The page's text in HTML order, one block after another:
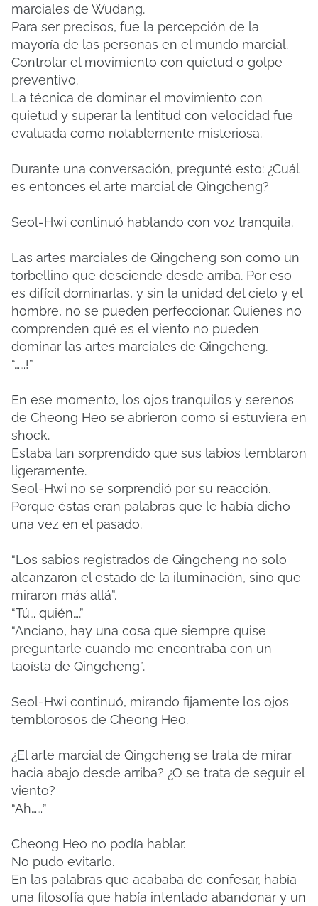
marciales de Wudang.
Para ser precisos, fue la percepción de la
mayoría de las personas en el mundo marcial.
Controlar el movimiento con quietud o golpe
preventivo.
La técnica de dominar el movimiento con
quietud y superar la lentitud con velocidad fue
evaluada como notablemente misteriosa.
Durante una conversación, pregunté esto: ¿Cuál
es entonces el arte marcial de Qingcheng?
Seol-Hwi continuó hablando con voz tranquila.
Las artes marciales de Qingcheng son como un
torbellino que desciende desde arriba. Por eso
es difícil dominarlas, y sin la unidad del cielo y el
hombre, no se pueden perfeccionar. Quienes no
comprenden qué es el viento no pueden
dominar las artes marciales de Qingcheng.
“……!”
En ese momento, los ojos tranquilos y serenos
de Cheong Heo se abrieron como si estuviera en
shock.
Estaba tan sorprendido que sus labios temblaron
ligeramente.
Seol-Hwi no se sorprendió por su reacción.
Porque éstas eran palabras que le había dicho
una vez en el pasado.
“Los sabios registrados de Qingcheng no solo
alcanzaron el estado de la iluminación, sino que
miraron más allá”.
“Tú… quién….”
“Anciano, hay una cosa que siempre quise
preguntarle cuando me encontraba con un
taoísta de Qingcheng”.
Seol-Hwi continuó, mirando fijamente los ojos
temblorosos de Cheong Heo.
¿El arte marcial de Qingcheng se trata de mirar
hacia abajo desde arriba? ¿O se trata de seguir el
viento?
“Ah……”
Cheong Heo no podía hablar.
No pudo evitarlo.
En las palabras que acababa de confesar, había
una filosofía que había intentado abandonar y un